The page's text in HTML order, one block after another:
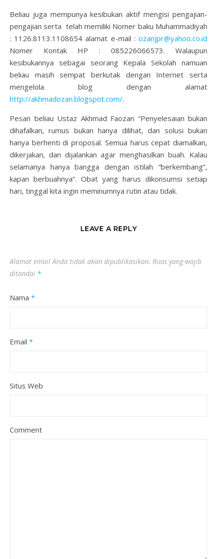
Beliau juga mempunya kesibukan aktif mengisi pengajian-
pengajian serta telah memiliki Nomer baku Muhammadiyah
: 1126.8113.1108654 alamat e-mail : ozanjpr@yahoo.co.id
Nomer Kontak HP : 085226066573. Walaupun
kesibukannya sebagai seorang Kepala Sekolah namuan
beliau masih sempat berkutak dengan Internet serta
mengelola blog dengan alamat
http://akhmadozan.blogspot.com/.
Pesan beliau Ustaz Akhmad Faozan “Penyelesaian bukan
dihafalkan, rumus bukan hanya dilihat, dan solusi bukan
hanya berhenti di proposal. Semua harus cepat diamalkan,
dikerjakan, dan dijalankan agar menghasilkan buah. Kalau
selamanya hanya bangga dengan istilah “berkembang”,
kapan berbuahnya”. Obat yang harus dikonsumsi setiap
hari, tinggal kita ingin meminumnya rutin atau tidak.
LEAVE A REPLY
Alamat email Anda tidak akan dipublikasikan. Ruas yang wajib
ditandai *
Nama *
Email *
Situs Web
Comment